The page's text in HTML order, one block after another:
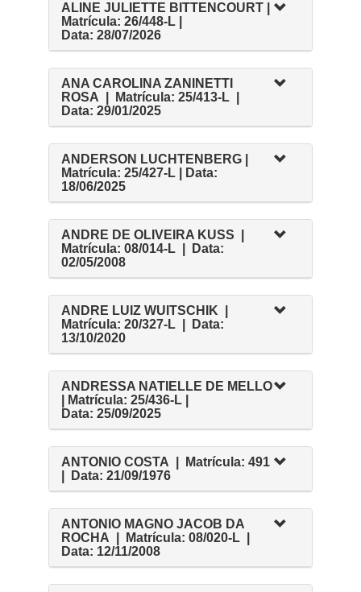
ALINE JULIETTE BITTENCOURT |
Matrícula: 26/448-L |
Data: 28/07/2026
ANA CAROLINA ZANINETTI
ROSA | Matrícula: 25/413-L |
Data: 29/01/2025
ANDERSON LUCHTENBERG |
Matrícula: 25/427-L | Data:
18/06/2025
ANDRE DE OLIVEIRA KUSS |
Matrícula: 08/014-L | Data:
02/05/2008
ANDRE LUIZ WUITSCHIK |
Matrícula: 20/327-L | Data:
13/10/2020
ANDRESSA NATIELLE DE MELLO
| Matrícula: 25/436-L |
Data: 25/09/2025
ANTONIO COSTA | Matrícula: 491
| Data: 21/09/1976
ANTONIO MAGNO JACOB DA
ROCHA | Matrícula: 08/020-L |
Data: 12/11/2008